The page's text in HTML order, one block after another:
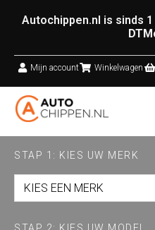
Autochippen.nl is sinds
Mijn account Winkelwagen
STAP 1: KIES UW MERK
KIES EEN MERK
STAP 2: KIES UW MODEL